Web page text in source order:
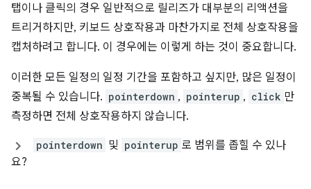
탭이나 클릭의 경우 일반적으로 릴리즈가 대부분의 리액션을
트리거하지만, 키보드 상호작용과 마찬가지로 전체 상호작용을
캡처하려고 합니다. 이 경우에는 이렇게 하는 것이 중요합니다.
이러한 모든 일정의 일정 기간을 포함하고 싶지만, 많은 일정이
중복될 수 있습니다. pointerdown , pointerup , click 만
측정하면 전체 상호작용하지 않습니다.
pointerdown 및 pointerup 로 범위를 좁힐 수 있나
요?